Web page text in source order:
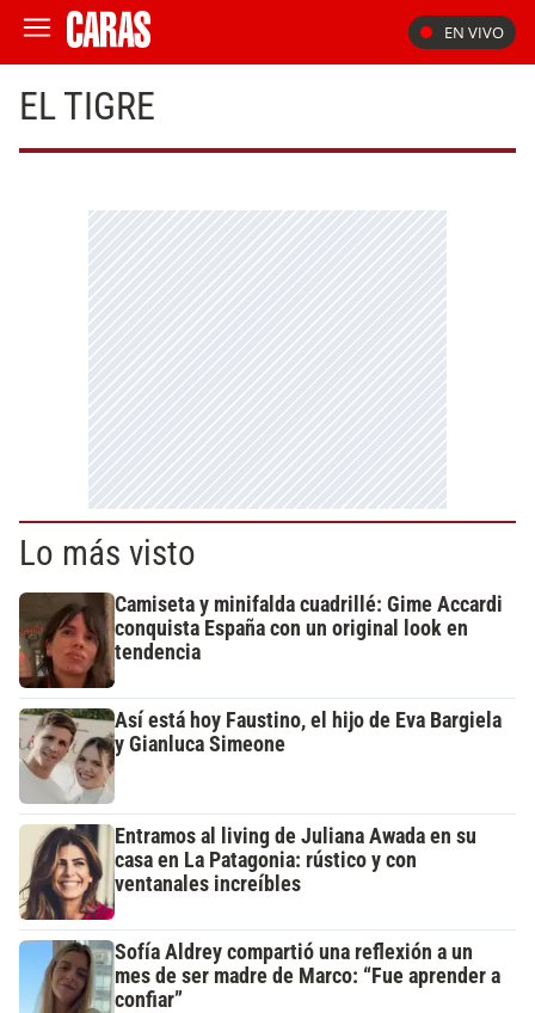
EN VIVO
EL TIGRE
Lo más visto
Camiseta y minifalda cuadrillé: Gime Accardi
conquista España con un original look en
tendencia
Así está hoy Faustino, el hijo de Eva Bargiela
y Gianluca Simeone
Entramos al living de Juliana Awada en su
casa en La Patagonia: rústico y con
ventanales increíbles
Sofía Aldrey compartió una reflexión a un
mes de ser madre de Marco: “Fue aprender a
confiar”